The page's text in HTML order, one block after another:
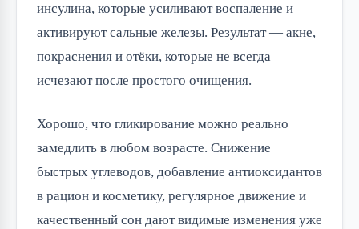
инсулина, которые усиливают воспаление и
активируют сальные железы. Результат — акне,
покраснения и отёки, которые не всегда
исчезают после простого очищения.
Хорошо, что гликирование можно реально
замедлить в любом возрасте. Снижение
быстрых углеводов, добавление антиоксидантов
в рацион и косметику, регулярное движение и
качественный сон дают видимые изменения уже